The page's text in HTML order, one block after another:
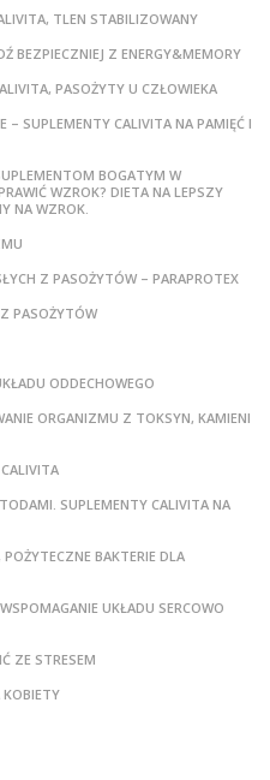
TLEN STABILIZOWANY
BEZPIECZNIEJ Z ENERGY&MEMORY
PASOŻYTY U CZŁOWIEKA
– SUPLEMENTY CALIVITA NA PAMIĘĆ I
BOGATYM W
WZROK? DIETA NA LEPSZY
NA WZROK.
Z PASOŻYTÓW – PARAPROTEX
PASOŻYTÓW
ODDECHOWEGO
ORGANIZMU Z TOKSYN, KAMIENI
SUPLEMENTY CALIVITA NA
BAKTERIE DLA
UKŁADU SERCOWO
ZE STRESEM